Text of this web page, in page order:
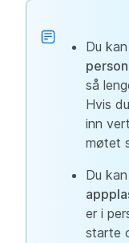
Du
så
Hvis
inn
møtet
Du
er i
starte